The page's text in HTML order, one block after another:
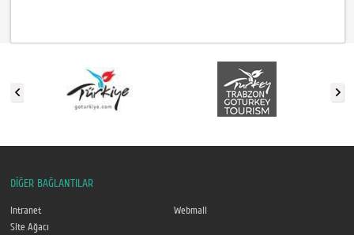
DİĞER BAĞLANTILAR
Intranet
Webmail
Site Ağacı